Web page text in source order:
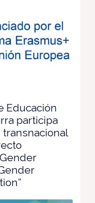
Educación
participa